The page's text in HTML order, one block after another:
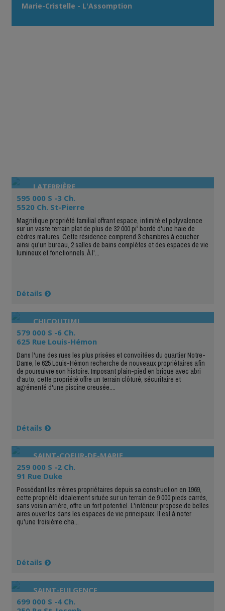
Marie-Cristelle - L'Assomption
LATERRIÈRE
595 000 $ -3 Ch.
5520 Ch. St-Pierre
Magnifique propriété familial offrant espace, intimité et polyvalence
sur un vaste terrain plat de plus de 32 000 pi² bordé d'une haie de
cèdres matures. Cette résidence comprend 3 chambres à coucher
ainsi qu'un bureau, 2 salles de bains complètes et des espaces de vie
lumineux et fonctionnels. À l'...
Détails
CHICOUTIMI
579 000 $ -6 Ch.
625 Rue Louis-Hémon
Dans l'une des rues les plus prisées et convoitées du quartier Notre-
Dame, le 625 Louis-Hémon recherche de nouveaux propriétaires afin
de poursuivre son histoire. Imposant plain-pied en brique avec abri
d'auto, cette propriété offre un terrain clôturé, sécuritaire et
agrémenté d'une piscine creusée....
Détails
SAINT-COEUR-DE-MARIE
259 000 $ -2 Ch.
91 Rue Duke
Possédant les mêmes propriétaires depuis sa construction en 1969,
cette propriété idéalement située sur un terrain de 9 000 pieds carrés,
sans voisin arrière, offre un fort potentiel. L'intérieur propose de belles
aires ouvertes dans les espaces de vie principaux. Il est à noter
qu'une troisième cha...
Détails
SAINT-FULGENCE
699 000 $ -4 Ch.